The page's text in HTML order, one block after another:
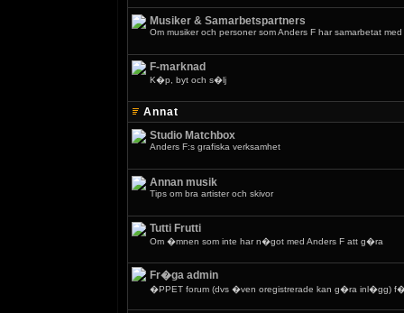
Musiker & Samarbetspartners
Om musiker och personer som Anders F har samarbetat med
F-marknad
K�p, byt och s�lj
Annat
Studio Matchbox
Anders F:s grafiska verksamhet
Annan musik
Tips om bra artister och skivor
Tutti Frutti
Om �mnen som inte har n�got med Anders F att g�ra
Fr�ga admin
�PPET forum (dvs �ven oregistrerade kan g�ra inl�gg)